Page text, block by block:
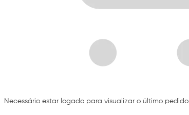
Necessário estar logado para visualizar o último pedido